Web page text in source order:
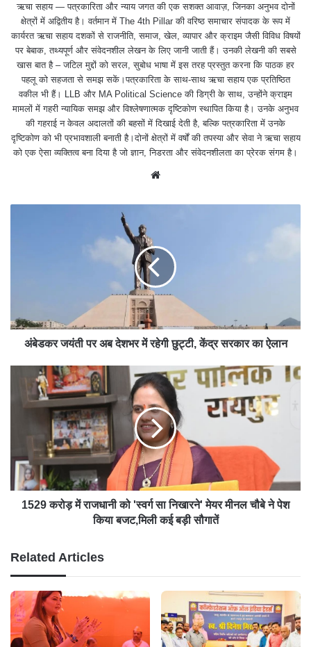
ऋचा सहाय — पत्रकारिता और न्याय जगत की एक सशक्त आवाज़, जिनका अनुभव दोनों
क्षेत्रों में अद्वितीय है। वर्तमान में The 4th Pillar की वरिष्ठ समाचार संपादक के रूप में
कार्यरत ऋचा सहाय दशकों से राजनीति, समाज, खेल, व्यापार और क्राइम जैसी विविध विषयों
पर बेबाक, तथ्यपूर्ण और संवेदनशील लेखन के लिए जानी जाती हैं। उनकी लेखनी की सबसे
खास बात है – जटिल मुद्दों को सरल, सुबोध भाषा में इस तरह प्रस्तुत करना कि पाठक हर
पहलू को सहजता से समझ सकें।पत्रकारिता के साथ-साथ ऋचा सहाय एक प्रतिष्ठित
वकील भी हैं। LLB और MA Political Science की डिग्री के साथ, उन्होंने क्राइम
मामलों में गहरी न्यायिक समझ और विश्लेषणात्मक दृष्टिकोण स्थापित किया है। उनके अनुभव
की गहराई न केवल अदालतों की बहसों में दिखाई देती है, बल्कि पत्रकारिता में उनके
दृष्टिकोण को भी प्रभावशाली बनाती है।दोनों क्षेत्रों में वर्षों की तपस्या और सेवा ने ऋचा सहाय
को एक ऐसा व्यक्तित्व बना दिया है जो ज्ञान, निडरता और संवेदनशीलता का प्रेरक संगम है।
e
अंबेडकर जयंती पर अब देशभर में रहेगी छुट्टी, केंद्र सरकार का ऐलान
1529 करोड़ में राजधानी को 'स्वर्ग सा निखारने' मेयर मीनल चौबे ने पेश
किया बजट,मिली कई बड़ी सौगातें
Related Articles